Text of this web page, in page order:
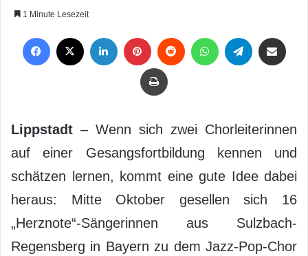
1 Minute Lesezeit
Drucken
Lippstadt – Wenn sich zwei Chorleiterinnen
auf einer Gesangsfortbildung kennen und
schätzen lernen, kommt eine gute Idee dabei
heraus: Mitte Oktober gesellen sich 16
„Herznote“-Sängerinnen aus Sulzbach-
Regensberg in Bayern zu dem Jazz-Pop-Chor